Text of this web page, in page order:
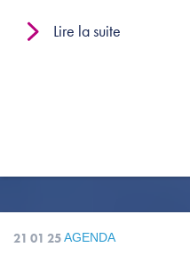
Lire la suite
21 01 25AGENDA